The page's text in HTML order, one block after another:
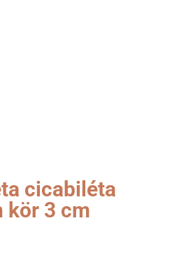
cicabiléta
kör 3 cm